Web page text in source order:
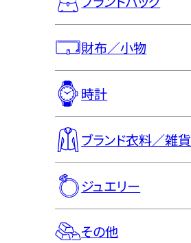
財布／小物
時計
ブランド衣料／雑貨
ジュエリー
その他